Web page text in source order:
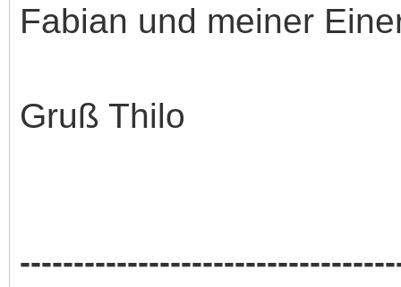
Fabian und meiner
Gruß Thilo